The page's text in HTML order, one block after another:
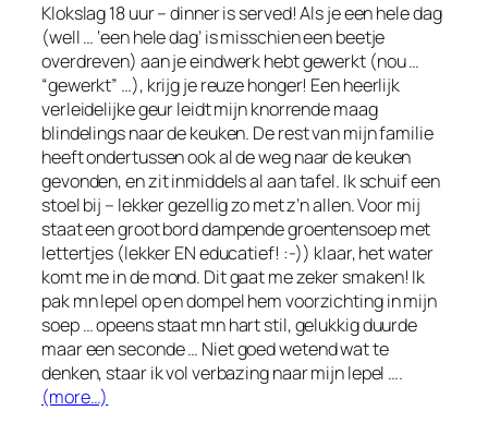
Klokslag 18 uur – dinner is served! Als je een hele dag
(well … ‘een hele dag’ is misschien een beetje
overdreven) aan je eindwerk hebt gewerkt (nou …
“gewerkt” …), krijg je reuze honger! Een heerlijk
verleidelijke geur leidt mijn knorrende maag
blindelings naar de keuken. De rest van mijn familie
heeft ondertussen ook al de weg naar de keuken
gevonden, en zit inmiddels al aan tafel. Ik schuif een
stoel bij – lekker gezellig zo met z’n allen. Voor mij
staat een groot bord dampende groentensoep met
lettertjes (lekker EN educatief! :-)) klaar, het water
komt me in de mond. Dit gaat me zeker smaken! Ik
pak mn lepel op en dompel hem voorzichting in mijn
soep … opeens staat mn hart stil, gelukkig duurde
maar een seconde … Niet goed wetend wat te
denken, staar ik vol verbazing naar mijn lepel ….
(more…)